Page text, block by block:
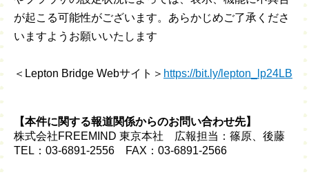
が起こる可能性がございます。あらかじめご了承くださ
いますようお願いいたします
＜Lepton Bridge Webサイト＞ https://bit.ly/lepton_lp24LB
【本件に関する報道関係からのお問い合わせ先】
株式会社FREEMIND 東京本社 広報担当：篠原、後藤
TEL：03-6891-2556 FAX：03-6891-2566